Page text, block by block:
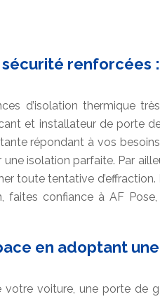
renforcées :
d’isolation thermique
et installateur de porte
répondant à vos
isolation parfaite. Par
toute tentative d’effraction.
faites confiance à AF
en adoptant
voiture, une porte de